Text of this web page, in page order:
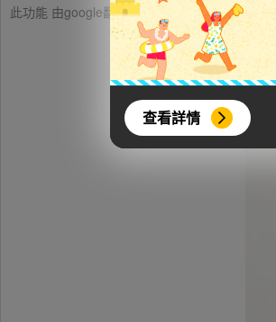
查看詳情
此功能 由google翻譯提供參考，樂淘不保證